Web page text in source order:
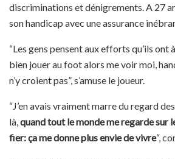
discriminations et dénigrements. A 27
son handicap avec une assurance
“Les gens pensent aux efforts qu’ils
bien jouer au foot alors me voir moi,
n’y croient pas”, s’amuse le joueur.
“J’en avais vraiment marre du regard
là, quand tout le monde me regarde sur
fier: ça me donne plus envie de vivre“,